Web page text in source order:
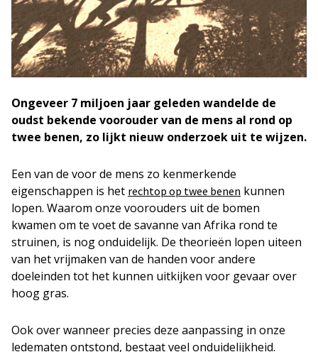
Ongeveer 7 miljoen jaar geleden wandelde de
oudst bekende voorouder van de mens al rond op
twee benen, zo lijkt nieuw onderzoek uit te wijzen.
Een van de voor de mens zo kenmerkende
eigenschappen is het rechtop op twee benen kunnen
lopen. Waarom onze voorouders uit de bomen
kwamen om te voet de savanne van Afrika rond te
struinen, is nog onduidelijk. De theorieën lopen uiteen
van het vrijmaken van de handen voor andere
doeleinden tot het kunnen uitkijken voor gevaar over
hoog gras.
Ook over wanneer precies deze aanpassing in onze
ledematen ontstond, bestaat veel onduidelijkheid.